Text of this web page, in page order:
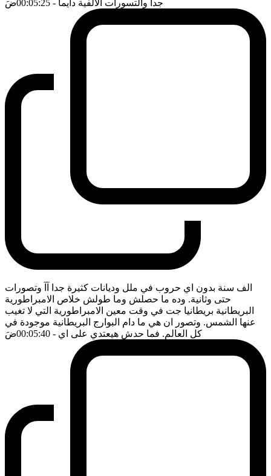
جدا والتسورات الالفية دايما - 00:05:25 ضَ
الف سنة بدون اي حروب في ملل وديانات كثيرة جدا آآ وتصورات
حتى وثانية. وده ما حصلش وما طولش خلاص الامبراطورية
البريطانية بريطانيا جت في وقت معين الامبراطورية التي لا تغيب
عنها الشمس. وتصور ان هي ما دام البوارج البريطانية موجودة في
كل العالم. فما حدش هيعتدي على اي - 00:05:40 ضَ